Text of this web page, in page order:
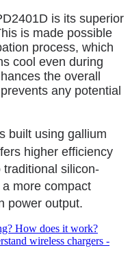
is its superior
is made possible
process, which
cool even during
the overall
any potential
built using gallium
higher efficiency
silicon-
more compact
power output.
How does it work?
wireless chargers -